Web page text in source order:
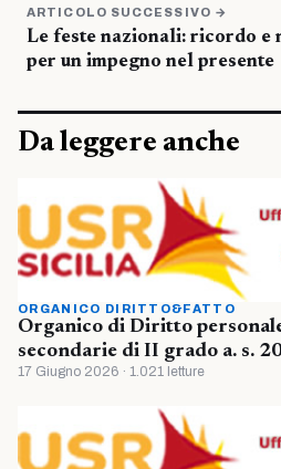
ARTICOLO SUCCESSIVO →
Le feste nazionali: ricordo e
per un impegno nel presente
Da leggere anche
ORGANICO DIRITTO&FATTO
Organico di Diritto
secondarie di II grado a. s.
17 Giugno 2026 · 1.021 letture